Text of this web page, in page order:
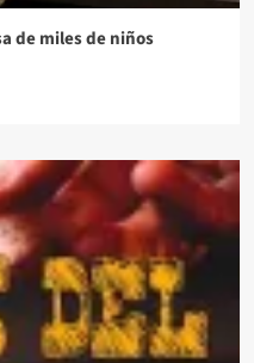
de miles de niños